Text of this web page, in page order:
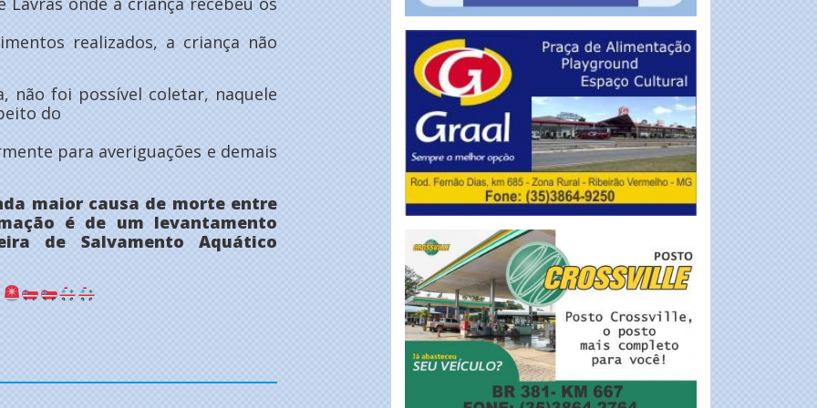
realizados, a criança não
não foi possível coletar, naquele
do
para averiguações e demais
maior causa de morte entre
é de um levantamento
de Salvamento Aquático